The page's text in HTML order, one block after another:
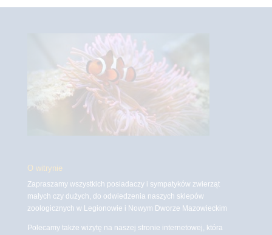
O witrynie
Zapraszamy wszystkich posiadaczy i sympatyków zwierząt
małych czy dużych, do odwiedzenia naszych sklepów
zoologicznych w Legionowie i Nowym Dworze Mazowieckim
Polecamy także wizytę na naszej stronie internetowej, która